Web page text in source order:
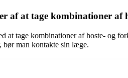
af at tage kombinationer af
at tage kombinationer af hoste- og
man kontakte sin læge.